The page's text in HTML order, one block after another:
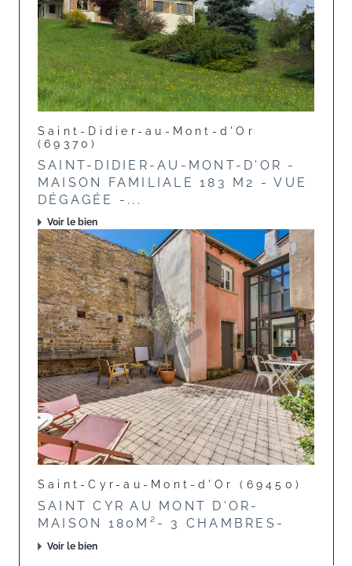
Saint-Didier-au-Mont-d'Or
(69370)
SAINT-DIDIER-AU-MONT-D'OR -
MAISON FAMILIALE 183 M2 - VUE
DÉGAGÉE -...
Voir le bien
Saint-Cyr-au-Mont-d'Or (69450)
SAINT CYR AU MONT D'OR-
MAISON 180M²- 3 CHAMBRES-
Voir le bien